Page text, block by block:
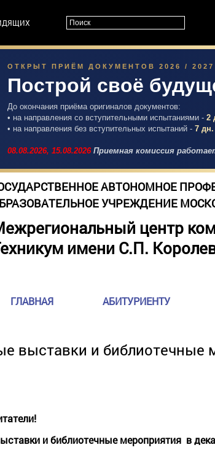
ОТКРЫТ ПРИЁМ ДОКУМЕНТОВ 2026 / 2027
Построй своё
До окончания приёма оригиналов документов:
• на направления со вступительными испытаниями - 2
• на направления без вступительных испытаний - 7
08.08.2026, 15.08.2026Приемная комиссия
АВТОНОМНОЕ
УЧРЕЖДЕНИЕ
центр
имени С.П.
ГЛАВНАЯ АБИТУРИЕНТУ
выставки и библиотечные
и библиотечные мероприятия в